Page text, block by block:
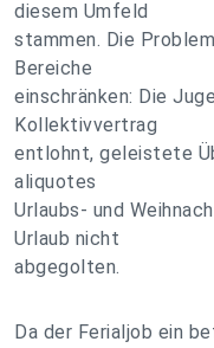
diesem Umfeld
stammen. Die
Bereiche
einschränken: Die
Kollektivvertrag
entlohnt, geleistete
aliquotes
Urlaubs- und
Urlaub nicht
abgegolten.
Da der Ferialjob ein